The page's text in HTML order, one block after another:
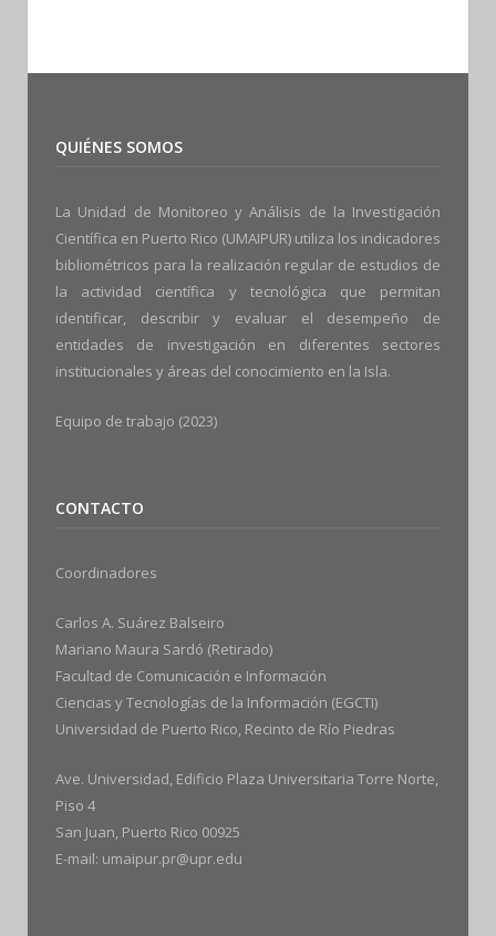
QUIÉNES SOMOS
La Unidad de Monitoreo y Análisis de la Investigación
Científica en Puerto Rico (UMAIPUR) utiliza los indicadores
bibliométricos para la realización regular de estudios de
la actividad científica y tecnológica que permitan
identificar, describir y evaluar el desempeño de
entidades de investigación en diferentes sectores
institucionales y áreas del conocimiento en la Isla.
Equipo de trabajo (2023)
CONTACTO
Coordinadores
Carlos A. Suárez Balseiro
Mariano Maura Sardó (Retirado)
Facultad de Comunicación e Información
Ciencias y Tecnologías de la Información (EGCTI)
Universidad de Puerto Rico, Recinto de Río Piedras
Ave. Universidad, Edificio Plaza Universitaria Torre Norte,
Piso 4
San Juan, Puerto Rico 00925
E-mail: umaipur.pr@upr.edu